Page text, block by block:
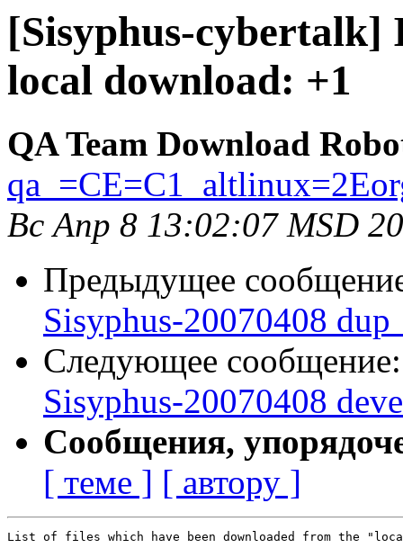
[Sisyphus-cybertalk]
local download: +1
QA Team Download
Вс Апр 8 13:02:07 MSD
Предыдущее
Sisyphus-20070408
Следующее
Sisyphus-20070408
Сообщения,
[ теме ] [ автору ]
List of files which have been downloaded from the